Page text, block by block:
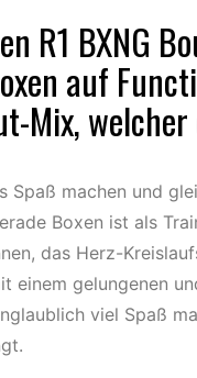
R1 BXNG
auf
Mix,
Spaß machen und
Boxen ist als
das Herz-
einem gelungenen
viel Spaß